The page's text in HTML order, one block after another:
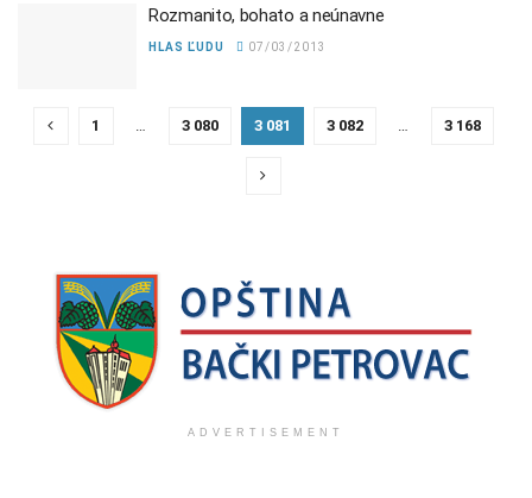
Rozmanito, bohato a neúnavne
HLAS ĽUDU 07/03/2013
1 3 080 3 081 3 082 3 168
ADVERTISEMENT